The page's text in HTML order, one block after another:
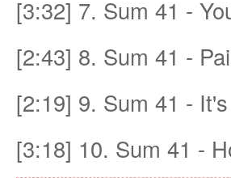
[3:32] 7. Sum 41 -
[2:43] 8. Sum 41 -
[2:19] 9. Sum 41 -
[3:18] 10. Sum 41 -